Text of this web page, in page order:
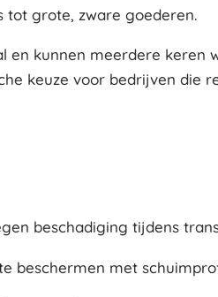
tot grote, zware goederen.
kunnen meerdere keren
keuze voor bedrijven die
beschadiging tijdens
beschermen met